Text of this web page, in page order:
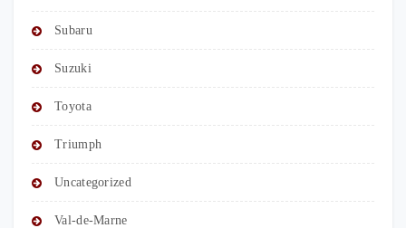
Subaru
Suzuki
Toyota
Triumph
Uncategorized
Val-de-Marne